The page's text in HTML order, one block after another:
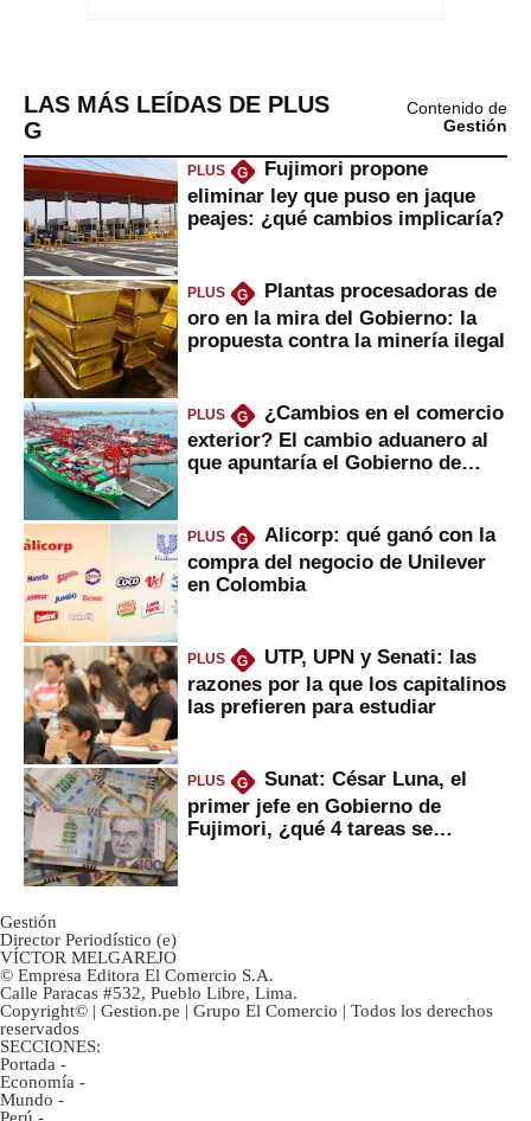
LAS MÁS LEÍDAS DE PLUS
G
Contenido de
Gestión
PLUS G
Fujimori propone
eliminar ley que puso en jaque
peajes: ¿qué cambios implicaría?
PLUS G
Plantas procesadoras de
oro en la mira del Gobierno: la
propuesta contra la minería ilegal
PLUS G
¿Cambios en el comercio
exterior? El cambio aduanero al
que apuntaría el Gobierno de
PLUS G
Alicorp: qué ganó con la
compra del negocio de Unilever
en Colombia
PLUS G
UTP, UPN y Senati: las
razones por la que los capitalinos
las prefieren para estudiar
PLUS G
Sunat: César Luna, el
primer jefe en Gobierno de
Fujimori, ¿qué 4 tareas se
Gestión
Director Periodístico (e)
VÍCTOR MELGAREJO
© Empresa Editora El Comercio S.A.
Calle Paracas #532, Pueblo Libre, Lima.
Copyright© | Gestion.pe | Grupo El Comercio | Todos los derechos
reservados
SECCIONES:
Portada -
Economía -
Mundo -
Perú -